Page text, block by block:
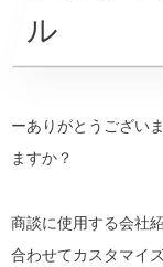
ル
ーありがとうござい
ますか？
商談に使用する会社
合わせてカスタマイ